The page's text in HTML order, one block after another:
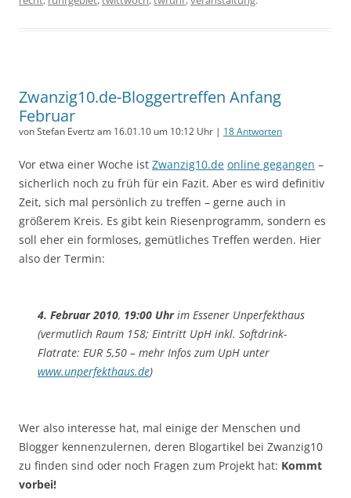
Zwanzig10.de-Bloggertreffen Anfang
Februar
von Stefan Evertz am 16.01.10 um 10:12 Uhr | 18 Antworten
Vor etwa einer Woche ist Zwanzig10.de online gegangen –
sicherlich noch zu früh für ein Fazit. Aber es wird definitiv
Zeit, sich mal persönlich zu treffen – gerne auch in
größerem Kreis. Es gibt kein Riesenprogramm, sondern es
soll eher ein formloses, gemütliches Treffen werden. Hier
also der Termin:
4. Februar 2010, 19:00 Uhrim Essener Unperfekthaus
(vermutlich Raum 158; Eintritt UpH inkl. Softdrink-
Flatrate: EUR 5,50 – mehr Infos zum UpH unter
www.unperfekthaus.de)
Wer also interesse hat, mal einige der Menschen und
Blogger kennenzulernen, deren Blogartikel bei Zwanzig10
zu finden sind oder noch Fragen zum Projekt hat: Kommt
vorbei!